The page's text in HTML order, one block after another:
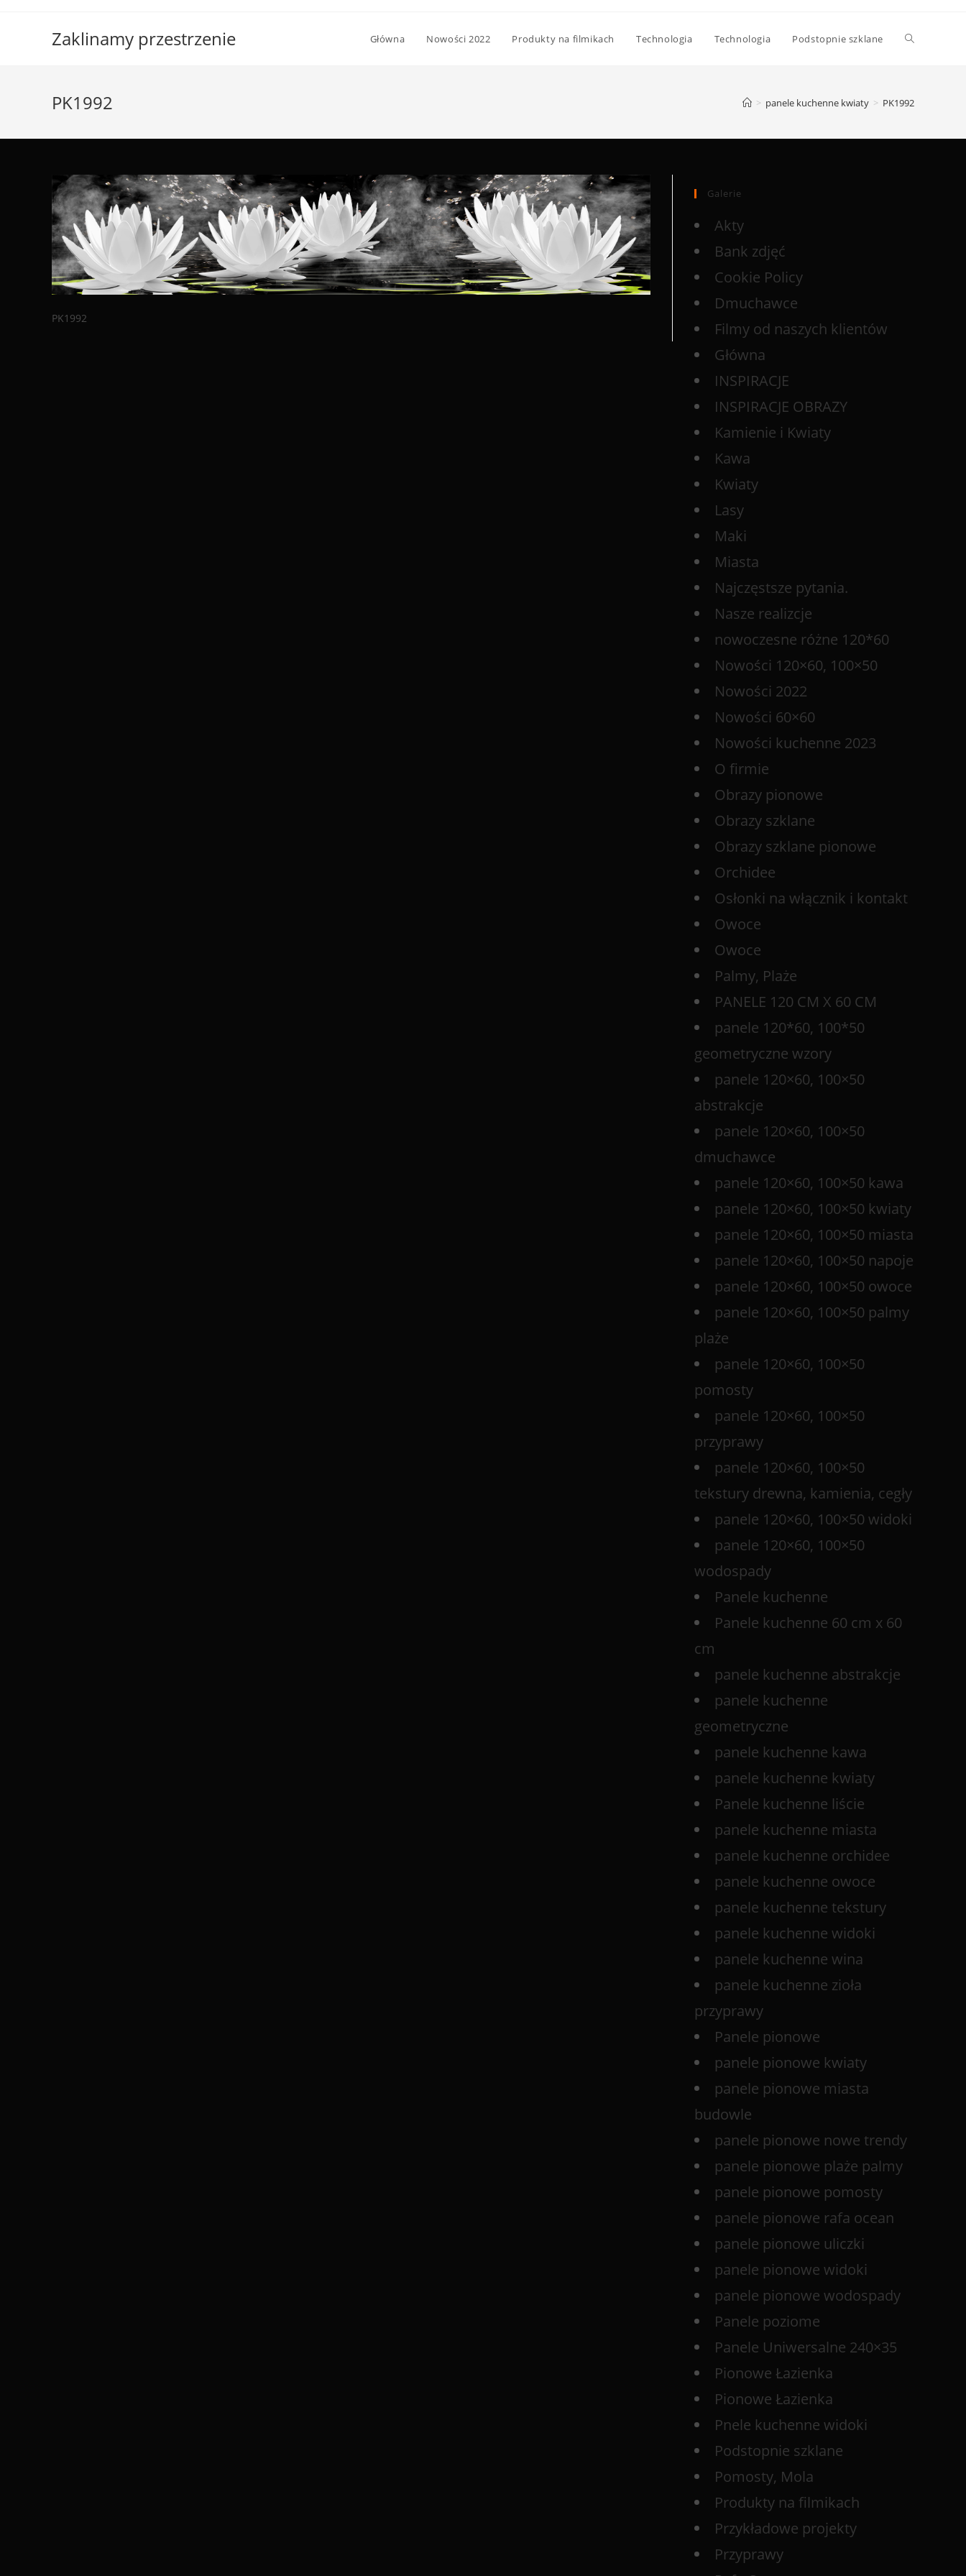
Zaklinamy przestrzenie Główna Nowości 2022 Produkty na filmikach Technologia Technologia Podstopnie szklane
PK1992 > panele kuchenne kwiaty > PK1992
PK1992
Galerie
Akty
Bank zdjęć
Cookie Policy
Dmuchawce
Filmy od naszych klientów
Główna
INSPIRACJE
INSPIRACJE OBRAZY
Kamienie i Kwiaty
Kawa
Kwiaty
Lasy
Maki
Miasta
Najczęstsze pytania.
Nasze realizcje
nowoczesne różne 120*60
Nowości 120×60, 100×50
Nowości 2022
Nowości 60×60
Nowości kuchenne 2023
O firmie
Obrazy pionowe
Obrazy szklane
Obrazy szklane pionowe
Orchidee
Osłonki na włącznik i kontakt
Owoce
Owoce
Palmy, Plaże
PANELE 120 CM X 60 CM
panele 120*60, 100*50
geometryczne wzory
panele 120×60, 100×50
abstrakcje
panele 120×60, 100×50
dmuchawce
panele 120×60, 100×50 kawa
panele 120×60, 100×50 kwiaty
panele 120×60, 100×50 miasta
panele 120×60, 100×50 napoje
panele 120×60, 100×50 owoce
panele 120×60, 100×50 palmy
plaże
panele 120×60, 100×50
pomosty
panele 120×60, 100×50
przyprawy
panele 120×60, 100×50
tekstury drewna, kamienia, cegły
panele 120×60, 100×50 widoki
panele 120×60, 100×50
wodospady
Panele kuchenne
Panele kuchenne 60 cm x 60
cm
panele kuchenne abstrakcje
panele kuchenne
geometryczne
panele kuchenne kawa
panele kuchenne kwiaty
Panele kuchenne liście
panele kuchenne miasta
panele kuchenne orchidee
panele kuchenne owoce
panele kuchenne tekstury
panele kuchenne widoki
panele kuchenne wina
panele kuchenne zioła
przyprawy
Panele pionowe
panele pionowe kwiaty
panele pionowe miasta
budowle
panele pionowe nowe trendy
panele pionowe plaże palmy
panele pionowe pomosty
panele pionowe rafa ocean
panele pionowe uliczki
panele pionowe widoki
panele pionowe wodospady
Panele poziome
Panele Uniwersalne 240×35
Pionowe Łazienka
Pionowe Łazienka
Pnele kuchenne widoki
Podstopnie szklane
Pomosty, Mola
Produkty na filmikach
Przykładowe projekty
Przyprawy